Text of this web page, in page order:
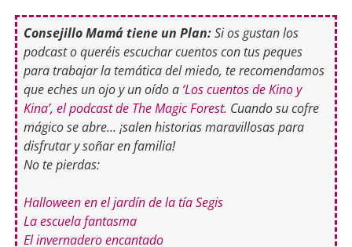
Consejillo Mamá tiene un Plan:Si os gustan los
podcast o queréis escuchar cuentos con tus peques
para trabajar la temática del miedo, te recomendamos
que eches un ojo y un oído a ‘Los cuentos de Kino y
Kina’, el podcast de The Magic Forest. Cuando su cofre
mágico se abre… ¡salen historias maravillosas para
disfrutar y soñar en familia!
No te pierdas:
Halloween en el jardín de la tía Segis
La escuela fantasma
El invernadero encantado